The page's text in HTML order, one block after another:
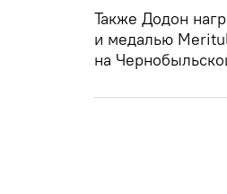
Также Додон
и медалью
на